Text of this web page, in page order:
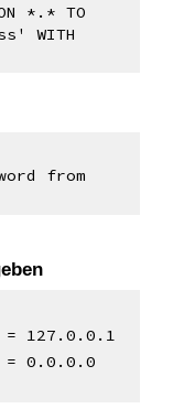
*.* TO
WITH
from
127.0.0.1
0.0.0.0